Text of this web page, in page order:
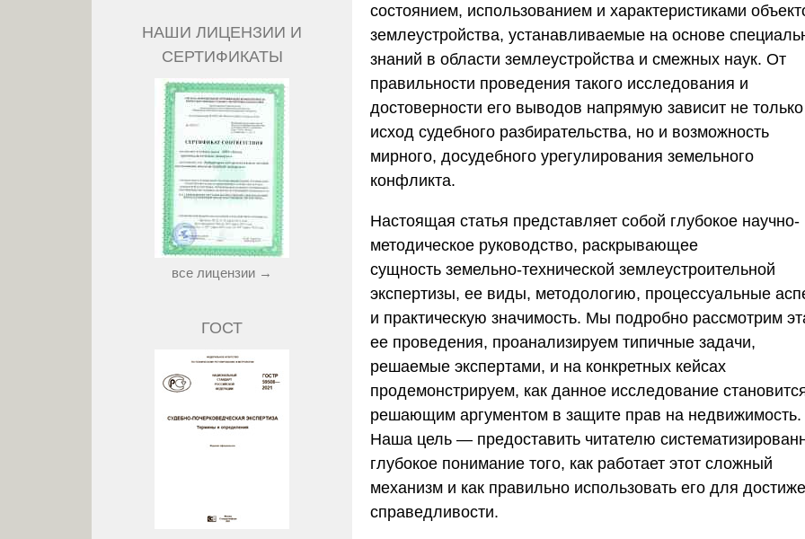
состоянием, использованием и характеристиками
землеустройства, устанавливаемые на основе
знаний в области землеустройства и смежных наук. От
правильности проведения такого исследования и
достоверности его выводов напрямую зависит не только
исход судебного разбирательства, но и возможность
мирного, досудебного урегулирования земельного
конфликта.
Настоящая статья представляет собой глубокое научно-
методическое руководство, раскрывающее
сущность земельно-технической землеустроительной
экспертизы, ее виды, методологию, процессуальные
и практическую значимость. Мы подробно рассмотрим
ее проведения, проанализируем типичные задачи,
решаемые экспертами, и на конкретных кейсах
продемонстрируем, как данное исследование
решающим аргументом в защите прав на недвижимость.
Наша цель — предоставить читателю
глубокое понимание того, как работает этот сложный
механизм и как правильно использовать его для
справедливости.
НАШИ ЛИЦЕНЗИИ И
СЕРТИФИКАТЫ
все лицензии →
ГОСТ